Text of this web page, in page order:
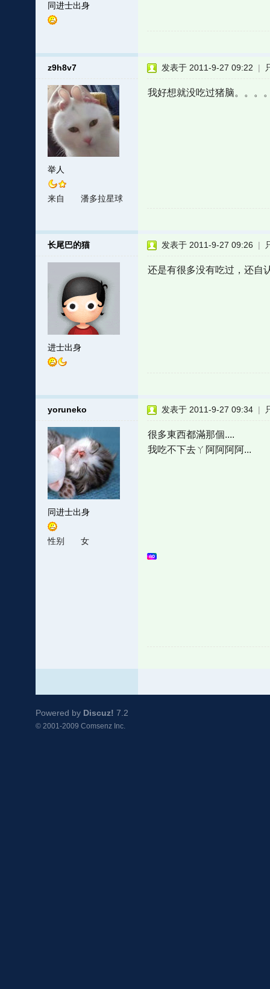
同进士出身
z9h8v7
举人
来自 潘多拉星球
发表于 2011-9-27 09:22 |
我好想就没吃过猪脑。。。
长尾巴的猫
进士出身
发表于 2011-9-27 09:26 |
还是有很多没有吃过，还自
yoruneko
同进士出身
性别 女
发表于 2011-9-27 09:34 |
很多東西都滿那個....
我吃不下去ㄚ阿阿阿阿...
Powered by Discuz! 7.2
© 2001-2009 Comsenz Inc.